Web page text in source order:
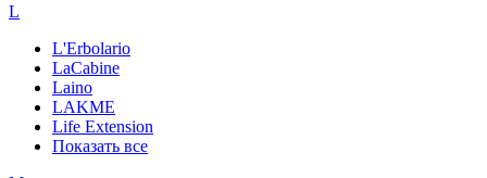
L
L'Erbolario
LaCabine
Laino
LAKME
Life Extension
Показать все